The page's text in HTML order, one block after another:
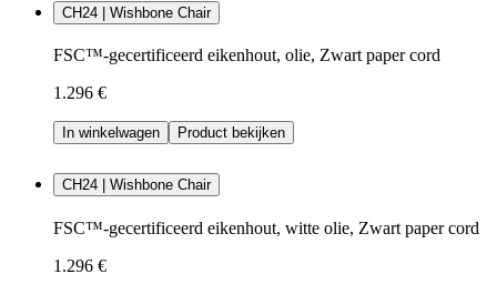
CH24 | Wishbone Chair
FSC™-gecertificeerd eikenhout, olie, Zwart paper cord
1.296 €
In winkelwagen Product bekijken
CH24 | Wishbone Chair
FSC™-gecertificeerd eikenhout, witte olie, Zwart paper cord
1.296 €